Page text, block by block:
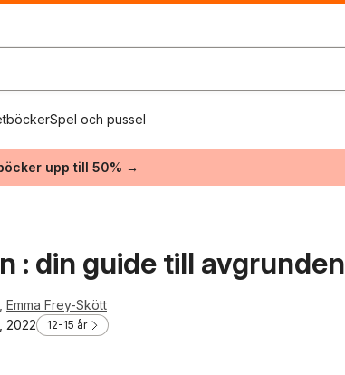
Spel och pussel
upp till 50% →
: din guide till avgrunden
Emma Frey-Skött
2022
12-15 år
antal röster: